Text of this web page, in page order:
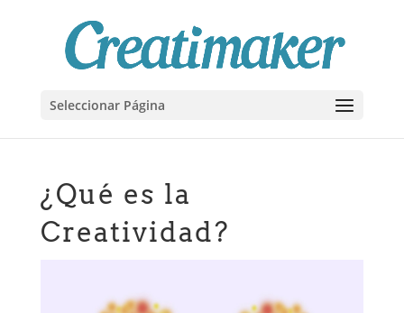
Seleccionar Página
¿Qué es la
Creatividad?